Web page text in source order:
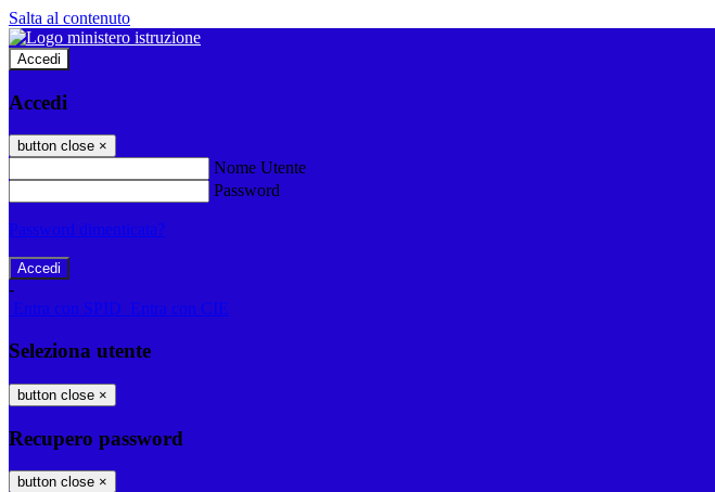
Salta al contenuto
Accedi
Accedi
button close ×
Nome Utente
Password
Password dimenticata?
-
Entra con SPID
Entra con CIE
Seleziona utente
button close ×
Recupero password
button close ×